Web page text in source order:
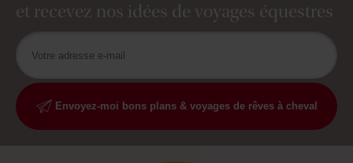
et recevez nos idées de voyages équestres
Envoyez-moi bons plans & voyages de rêves à cheval